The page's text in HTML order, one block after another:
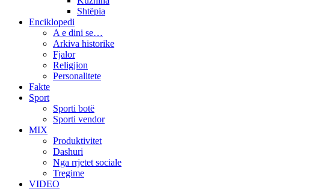
Shtëpia
Enciklopedi
A e dini se…
Arkiva historike
Fjalor
Religjion
Personalitete
Fakte
Sport
Sporti botë
Sporti vendor
MIX
Produktivitet
Dashuri
Nga rrjetet sociale
Tregime
VIDEO